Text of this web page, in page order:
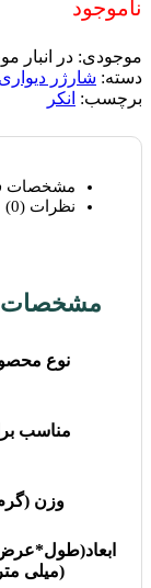
ناموجود
موجودی: در انبار
دسته: شارژر دیواری
برچسب: انکر
مشخصات
نظرات (0)
مشخصات
نوع
مناسب
وزن
(میلی